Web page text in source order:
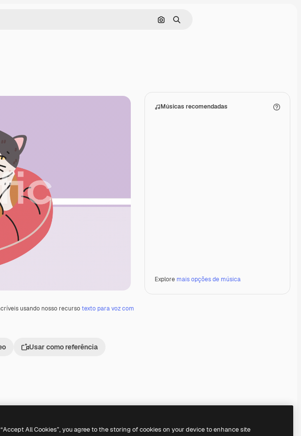
Pesquisar por imagem
Buscar
usando nosso recursotexto para voz com
Usar como referência
Músicas recomendadas
Explore mais opções de música
Premium
Premium Premium
PremiumGerado por IA
All Cookies”, you agree to the storing of cookies on your device to enhance site